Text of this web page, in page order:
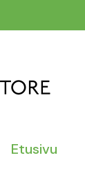
Etusivu